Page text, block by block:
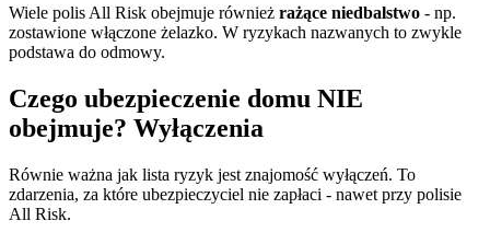
Wiele polis All Risk obejmuje również rażące niedbalstwo - np.
zostawione włączone żelazko. W ryzykach nazwanych to zwykle
podstawa do odmowy.
Czego ubezpieczenie domu NIE
obejmuje? Wyłączenia
Równie ważna jak lista ryzyk jest znajomość wyłączeń. To
zdarzenia, za które ubezpieczyciel nie zapłaci - nawet przy polisie
All Risk.